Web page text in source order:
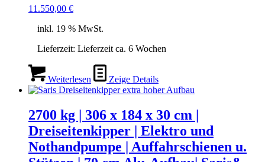
11.550,00 €
inkl. 19 % MwSt.
Lieferzeit: Lieferzeit ca. 6 Wochen
Weiterlesen Zeige Details
2700 kg | 306 x 184 x 30 cm |
Dreiseitenkipper | Elektro und
Nothandpumpe | Auffahrschienen u.